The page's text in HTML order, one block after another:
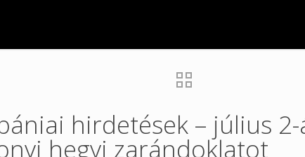
hirdetések – július
hegyi zarándoklatot